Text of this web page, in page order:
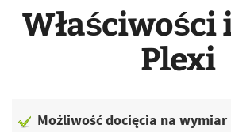
Właściwości
Plexi
Możliwość docięcia na